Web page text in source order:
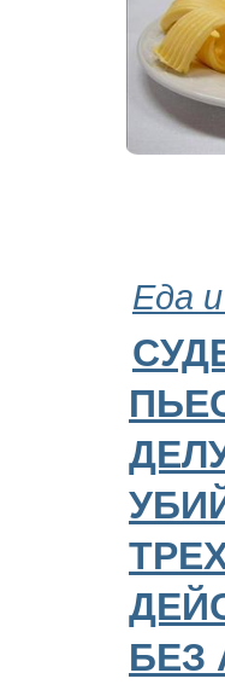
Еда
БЕЗ